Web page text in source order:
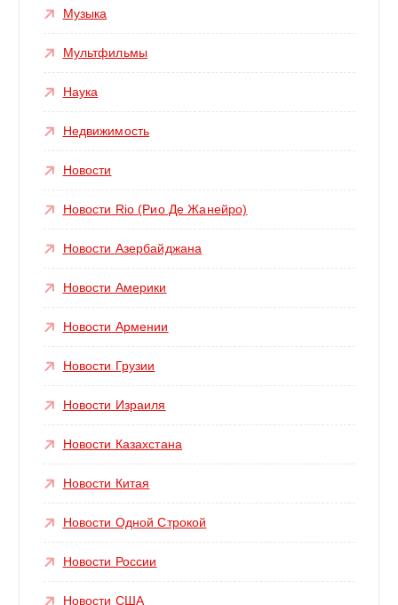
Музыка
Мультфильмы
Наука
Недвижимость
Новости
Новости Rio (Рио Де Жанейро)
Новости Азербайджана
Новости Америки
Новости Армении
Новости Грузии
Новости Израиля
Новости Казахстана
Новости Китая
Новости Одной Строкой
Новости России
Новости США